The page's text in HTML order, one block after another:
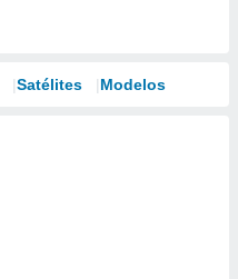
Satélites Modelos